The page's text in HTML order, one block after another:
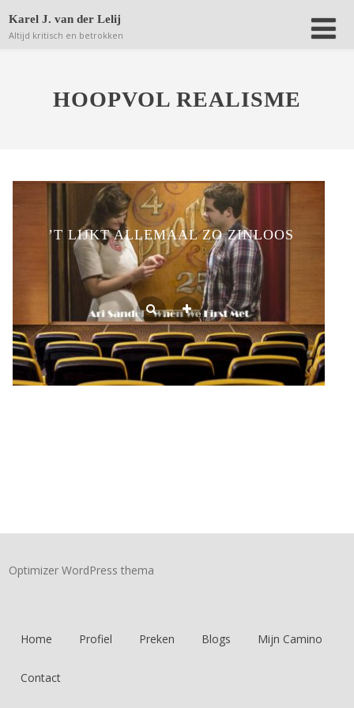
Karel J. van der Lelij
Altijd kritisch en betrokken
HOOPVOL REALISME
’T LIJKT ALLEMAAL ZO ZINLOOS
Optimizer WordPress thema
Home Profiel Preken Blogs Mijn Camino
Contact
jouw computer om achteraf anonieme bezoekersaantallen
terug te kunnen vinden.